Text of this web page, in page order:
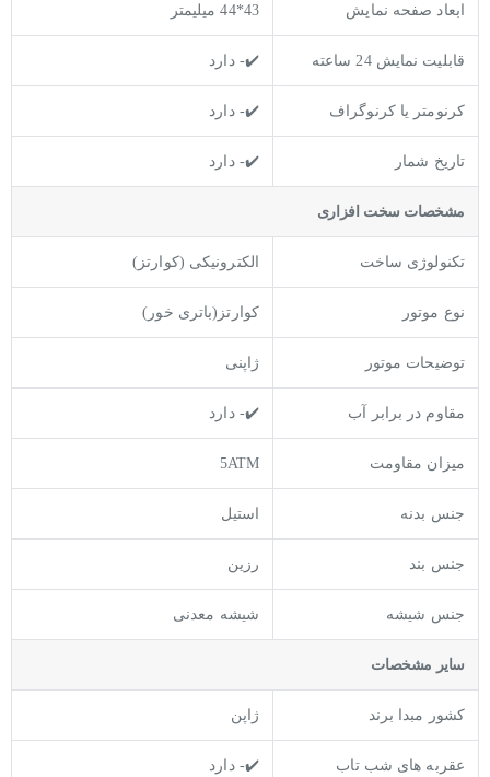
ابعاد صفحه نمایش 43*44 میلیمتر
قابلیت نمایش 24 ساعته ✔️- دارد
کرنومتر یا کرنوگراف ✔️- دارد
تاریخ شمار ✔️- دارد
مشخصات سخت افزاری
تکنولوژی ساخت الکترونیکی (کوارتز)
نوع موتور کوارتز(باتری خور)
توضیحات موتور ژاپنی
مقاوم در برابر آب ✔️- دارد
میزان مقاومت 5ATM
جنس بدنه استیل
جنس بند رزین
جنس شیشه شیشه معدنی
ساير مشخصات
کشور مبدا برند ژاپن
عقربه های شب تاب ✔️- دارد